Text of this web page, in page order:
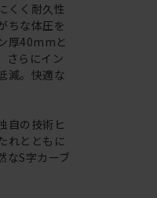
くく耐久性
ちな体圧を
厚40mmと
さらにイン
減。快適な
自の技術ヒ
れとともに
なS字カーブ